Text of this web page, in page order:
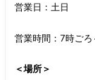
営業日：土日
営業時間：7時ごろ
＜場所＞